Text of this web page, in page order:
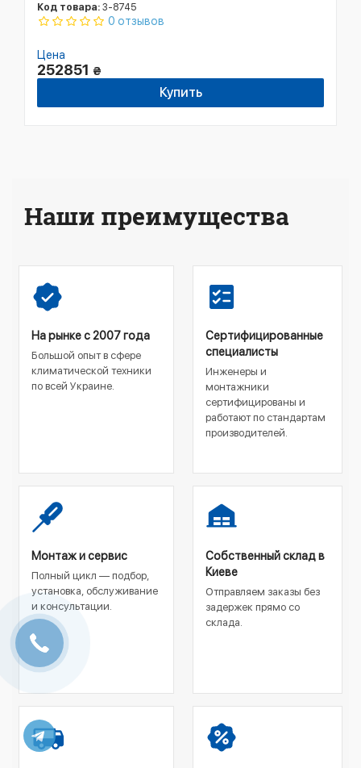
Код товара: 3-8745
0 отзывов
Цена
252851 ₴
Купить
Наши преимущества
На рынке с 2007 года
Большой опыт в сфере
климатической техники
по всей Украине.
Сертифицированные
специалисты
Инженеры и
монтажники
сертифицированы и
работают по стандартам
производителей.
Монтаж и сервис
Полный цикл — подбор,
установка, обслуживание
и консультации.
Собственный склад в
Киеве
Отправляем заказы без
задержек прямо со
склада.